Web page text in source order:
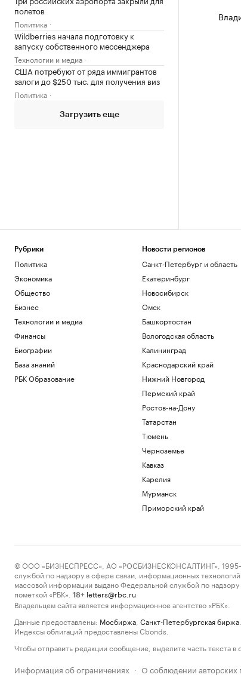
полетов
Политика
Wildberries начала подготовку к
запуску собственного мессенджера
Технологии и медиа
США потребуют от ряда иммигрантов
залоги до $250 тыс. для получения виз
Политика
Загрузить еще
Рубрики
Политика
Экономика
Общество
Бизнес
Технологии и медиа
Финансы
Биографии
База знаний
РБК Образование
Новости регионов
Санкт-Петербург и область
Екатеринбург
Новосибирск
Омск
Башкортостан
Вологодская область
Калининград
Краснодарский край
Нижний Новгород
Пермский край
Ростов-на-Дону
Татарстан
Тюмень
Черноземье
Кавказ
Карелия
Мурманск
Приморский край
© ООО «БИЗНЕСПРЕСС», АО «РОСБИЗНЕСКОНСАЛТИНГ»,
службой по надзору в сфере связи, информационных
массовой информации выдано Федеральной службой по
пометкой «РБК».
18+ letters@rbc.ru
Владельцем сайта является информационное агентство «РБК».
Данные предоставлены: Мосбиржа Санкт-Петербургская биржа
Индексы облигаций предоставлены Cbonds.
Чтобы отправить редакции сообщение, выделите часть текста в
Информация об ограничениях · О соблюдении авторских